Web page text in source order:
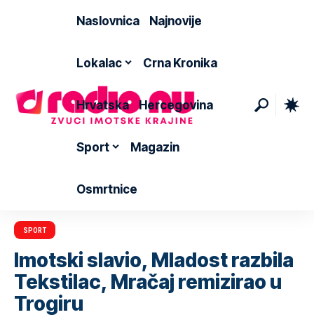
Naslovnica Najnovije
Lokalac Crna Kronika
Hrvatska Hercegovina
Sport Magazin
Osmrtnice
SPORT
Imotski slavio, Mladost razbila
Tekstilac, Mračaj remizirao u
Trogiru